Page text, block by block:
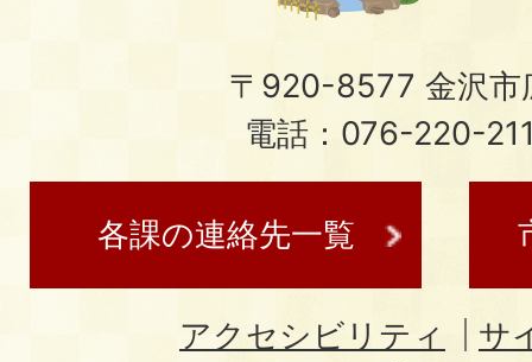
〒920-8577 金沢市
電話：076-220-
各課の連絡先一覧
アクセシビリティ
サ